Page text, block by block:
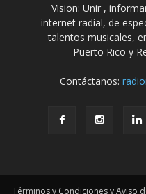
Vision: Unir ,
internet radial, de
talentos musicales,
Puerto Rico y
Contáctanos:
Términos y Condiciones y Aviso